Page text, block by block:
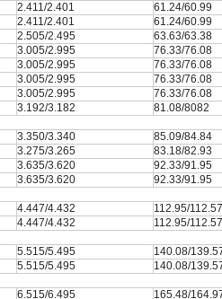
2.411/2.401
61.24/60.99
2.411/2.401
61.24/60.99
2.505/2.495
63.63/63.38
3.005/2.995
76.33/76.08
3.005/2.995
76.33/76.08
3.005/2.995
76.33/76.08
3.005/2.995
76.33/76.08
3.192/3.182
81.08/8082
3.350/3.340
85.09/84.84
3.275/3.265
83.18/82.93
3.635/3.620
92.33/91.95
3.635/3.620
92.33/91.95
4.447/4.432
112.95/112.57
4.447/4.432
112.95/112.57
5.515/5.495
140.08/
5.515/5.495
140.08/
6.515/6.495 165.48/